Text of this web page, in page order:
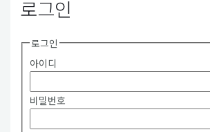
로그인
로그인
아이디
비밀번호